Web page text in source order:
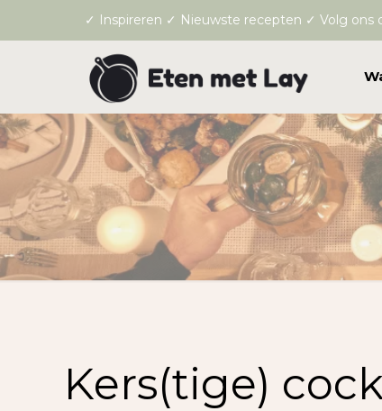
✓ Inspireren ✓ Nieuwste recepten ✓ Volg ons
Kers(tige)